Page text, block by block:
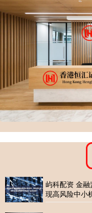
屿科配资 金
现高风险中小